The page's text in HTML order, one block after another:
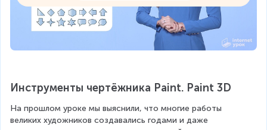
Инструменты чертёжника Paint. Paint 3D
На прошлом уроке мы выяснили, что многие работы
великих художников создавались годами и даже